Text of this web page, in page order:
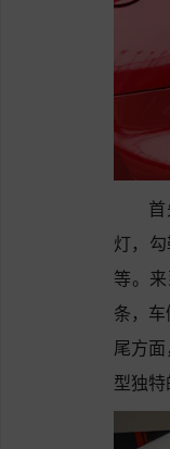
灯，
等。
条，
尾方
型独